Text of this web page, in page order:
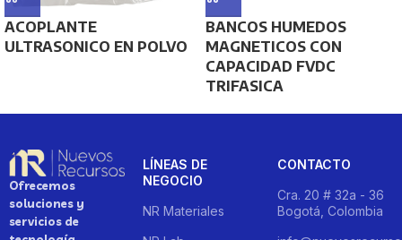
ACOPLANTE
ULTRASONICO EN POLVO
BANCOS HUMEDOS
MAGNETICOS CON
CAPACIDAD FVDC
TRIFASICA
Ofrecemos
soluciones y
servicios de
LÍNEAS DE
NEGOCIO
NR Materiales
CONTACTO
Cra. 20 # 32a - 36
Bogotá, Colombia